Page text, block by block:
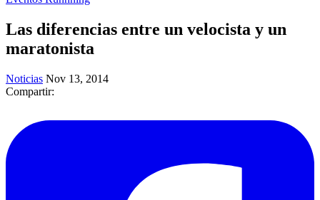
Las diferencias entre un velocista y un
maratonista
Noticias Nov 13, 2014
Compartir: